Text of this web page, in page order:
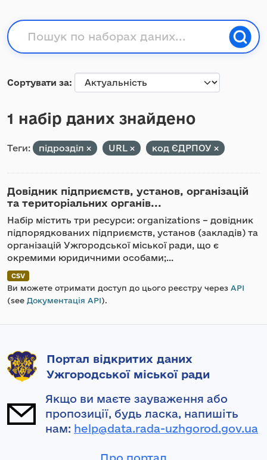
Сортувати за
1 набір даних знайдено
Теги: підрозділ URL код ЄДРПОУ
Довідник підприємств, установ, організацій
та територіальних органів...
Набір містить три ресурси: organizations – довідник
підпорядкованих підприємств, установ (закладів) та
організацій Ужгородської міської ради, що є
окремими юридичними особами;...
CSV
Ви можете отримати доступ до цього реєстру через API
(see Документація API).
Портал відкритих даних
Ужгородської міської ради
Якщо ви маєте зауваження або
пропозиції, будь ласка, напишіть
нам: help@data.rada-uzhgorod.gov.ua